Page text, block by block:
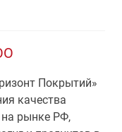
Покрытий»
качества
на рынке РФ,